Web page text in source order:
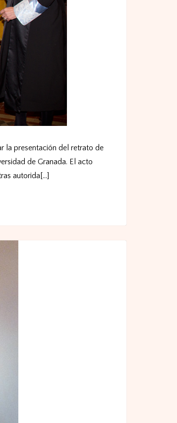
la presentación del retrato de
de Granada. El acto
autorida[...]